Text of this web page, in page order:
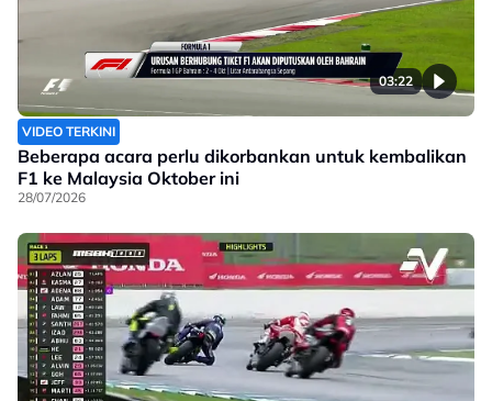
03:22
VIDEO TERKINI
Beberapa acara perlu dikorbankan untuk kembalikan
F1 ke Malaysia Oktober ini
28/07/2026